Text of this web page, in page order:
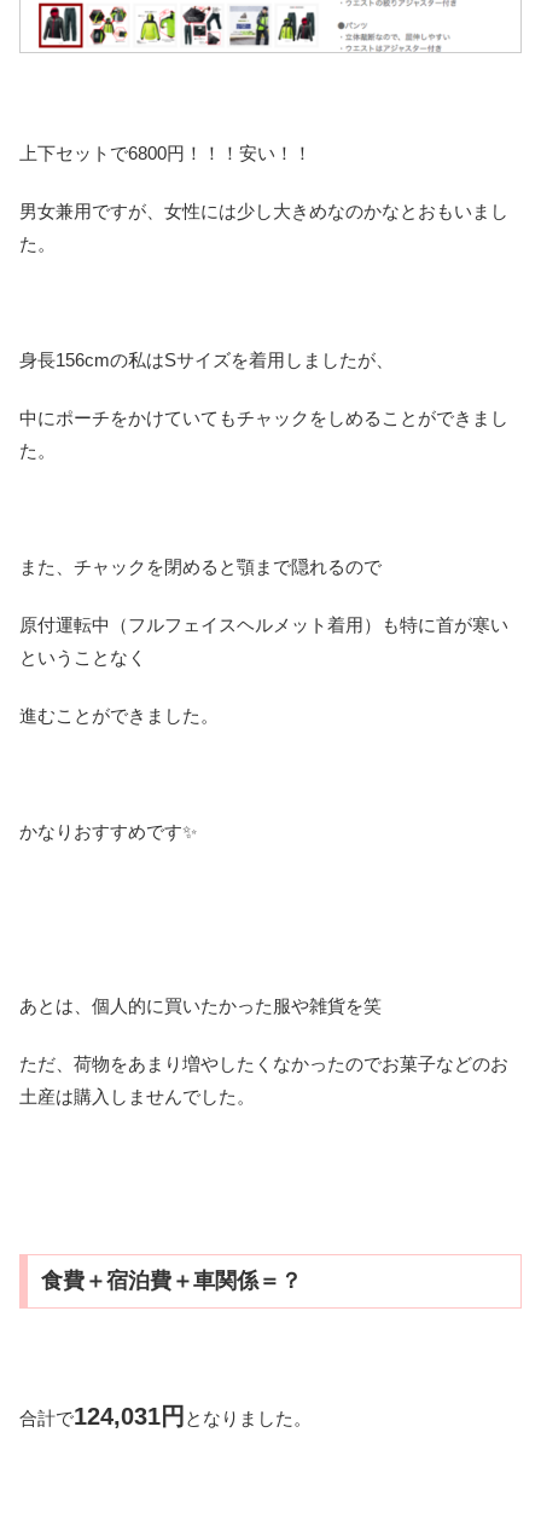
上下セットで6800円！！！安い！！
男女兼用ですが、女性には少し大きめなのかなとおもいまし
た。
身長156cmの私はSサイズを着用しましたが、
中にポーチをかけていてもチャックをしめることができまし
た。
また、チャックを閉めると顎まで隠れるので
原付運転中（フルフェイスヘルメット着用）も特に首が寒い
ということなく
進むことができました。
かなりおすすめです✨
あとは、個人的に買いたかった服や雑貨を笑
ただ、荷物をあまり増やしたくなかったのでお菓子などのお
土産は購入しませんでした。
食費＋宿泊費＋車関係＝？
合計で124,031円 となりました。